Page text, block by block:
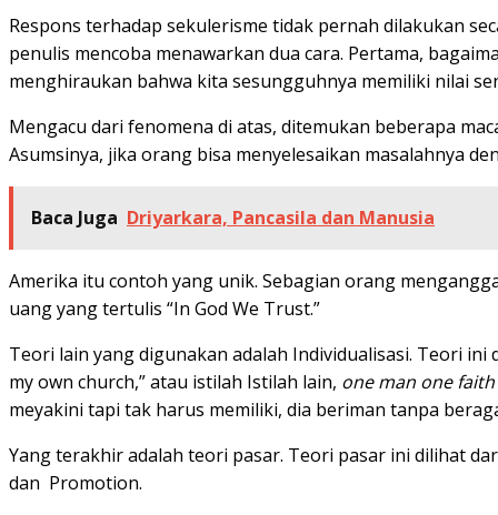
Respons terhadap sekulerisme tidak pernah dilakukan
penulis mencoba menawarkan dua cara. Pertama,
menghiraukan bahwa kita sesungguhnya memiliki nilai
Mengacu dari fenomena di atas, ditemukan beberapa
Asumsinya, jika orang bisa menyelesaikan masalahnya
Baca Juga Driyarkara, Pancasila dan Manusia
Amerika itu contoh yang unik. Sebagian orang
uang yang tertulis “In God We Trust.”
Teori lain yang digunakan adalah Individualisasi. Teori ini
my own church,” atau istilah Istilah lain, oneman onefaith
meyakini tapi tak harus memiliki, dia beriman tanpa
Yang terakhir adalah teori pasar. Teori pasar ini dilihat
dan Promotion.